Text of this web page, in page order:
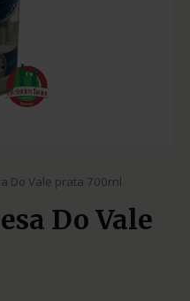
Do Vale prata 700ml
Do Vale